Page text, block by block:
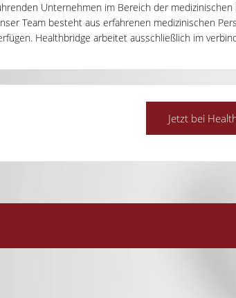
Unternehmen im Bereich der
Team besteht aus erfahrenen medizinischen
Healthbridge arbeitet ausschließlich im